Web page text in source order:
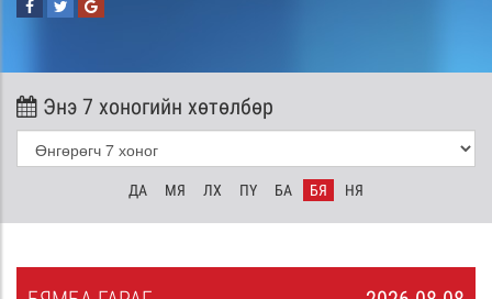
Энэ 7 хоногийн хөтөлбөр
ДА МЯ ЛХ ПҮ БА БЯ НЯ